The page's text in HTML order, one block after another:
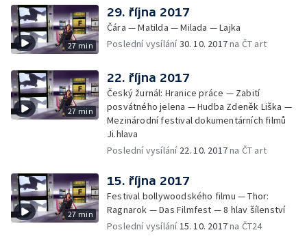
27 min
29. října 2017
Čára — Matilda — Milada — Lajka
Poslední vysílání30. 10. 2017na ČT art
27 min
22. října 2017
Český žurnál: Hranice práce — Zabití
posvátného jelena — Hudba Zdeněk Liška —
Mezinárodní festival dokumentárních filmů
Ji.hlava
Poslední vysílání 22. 10. 2017na ČT art
27 min
15. října 2017
Festival bollywoodského filmu — Thor:
Ragnarok — Das Filmfest — 8 hlav šílenství
Poslední vysílání 15. 10. 2017na ČT24